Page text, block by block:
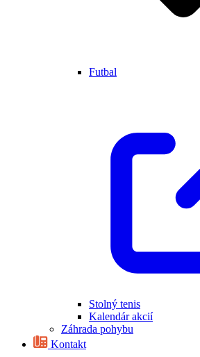
Futbal
Stolný tenis
Kalendár akcií
Záhrada pohybu
Kontakt